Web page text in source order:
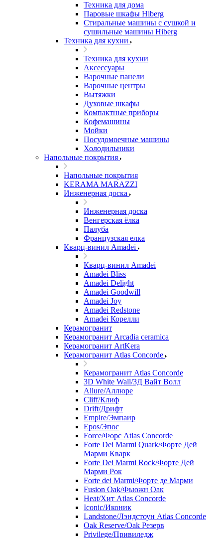
Техника для дома
Паровые шкафы Hiberg
Стиральные машины с сушкой и
сушильные машины Hiberg
Техника для кухни
Техника для кухни
Аксессуары
Варочные панели
Варочные центры
Вытяжки
Духовые шкафы
Компактные приборы
Кофемашины
Мойки
Посудомоечные машины
Холодильники
Напольные покрытия
Напольные покрытия
KERAMA MARAZZI
Инженерная доска
Инженерная доска
Венгерская ёлка
Палуба
Французская елка
Кварц-винил Amadei
Кварц-винил Amadei
Amadei Bliss
Amadei Delight
Amadei Goodwill
Amadei Joy
Amadei Redstone
Amadei Корелли
Керамогранит
Керамогранит Arcadia ceramica
Керамогранит ArtKera
Керамогранит Atlas Concorde
Керамогранит Atlas Concorde
3D White Wall/3Д Вайт Волл
Allure/Аллюрe
Cliff/Клиф
Drift/Дрифт
Empire/Эмпаир
Epos/Эпос
Force/Фoрс Atlas Concorde
Forte Dei Marmi Quark/Форте Дей
Марми Кварк
Forte Dei Marmi Rock/Форте Дей
Марми Рок
Forte dei Marmi/Форте де Марми
Fusion Oak/Фьюжн Оак
Heat/Xит Atlas Concorde
Iconic/Иконик
Landstone/Лэндстоун Atlas Concorde
Oak Reserve/Оak Резepв
Privilege/Привиледж